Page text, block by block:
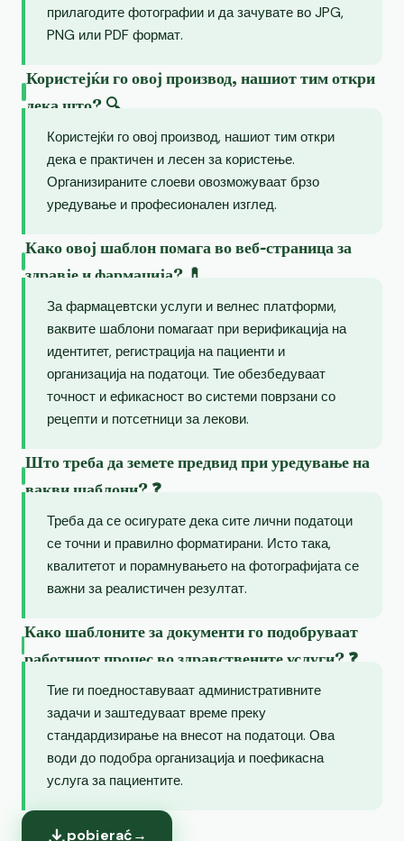
прилагодите фотографии и да зачувате во JPG,
PNG или PDF формат.
Користејќи го овој производ, нашиот тим откри
дека што? 🔍
Користејќи го овој производ, нашиот тим откри
дека е практичен и лесен за користење.
Организираните слоеви овозможуваат брзо
уредување и професионален изглед.
Како овој шаблон помага во веб-страница за
здравје и фармација? 💊
За фармацевтски услуги и велнес платформи,
ваквите шаблони помагаат при верификација на
идентитет, регистрација на пациенти и
организација на податоци. Тие обезбедуваат
точност и ефикасност во системи поврзани со
рецепти и потсетници за лекови.
Што треба да земете предвид при уредување на
вакви шаблони? ❓
Треба да се осигурате дека сите лични податоци
се точни и правилно форматирани. Исто така,
квалитетот и порамнувањето на фотографијата се
важни за реалистичен резултат.
Како шаблоните за документи го подобруваат
работниот процес во здравствените услуги? ❓
Тие ги поедноставуваат административните
задачи и заштедуваат време преку
стандардизирање на внесот на податоци. Ова
води до подобра организација и поефикасна
услуга за пациентите.
pobierać→